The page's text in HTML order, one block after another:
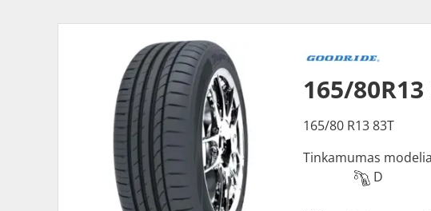
165/80R13
165/80 R13 83T
Tinkamumas
D